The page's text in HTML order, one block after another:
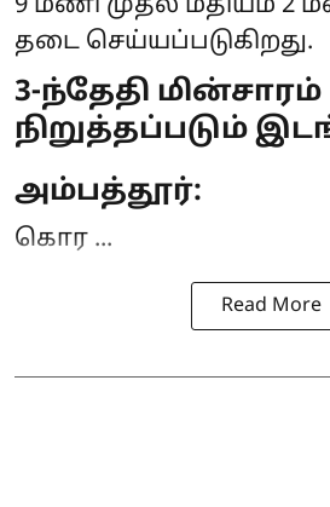
தடை செய்யப்படுகிறது.
3-ந்தேதி மின்சாரம்
நிறுத்தப்படும்
அம்பத்தூர்:
கொர ...
Read More